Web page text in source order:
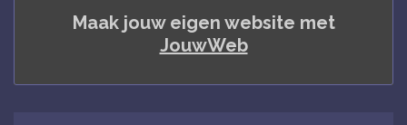
Maak jouw eigen website met
JouwWeb